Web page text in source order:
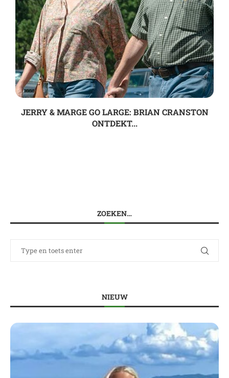
JERRY & MARGE GO LARGE: BRIAN CRANSTON
ONTDEKT...
ZOEKEN…
NIEUW